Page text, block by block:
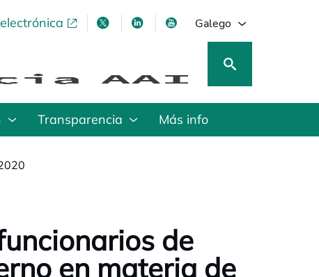
opens in a new tabopens in a new tab
opens in a new tab
opens in a new tab
Galego
Transparencia Más info
de
en materia de